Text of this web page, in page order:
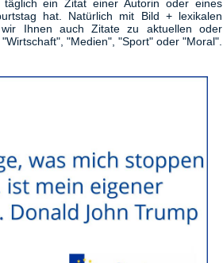
ein Zitat einer Autorin oder eines
hat. Natürlich mit Bild + lexikalen
Ihnen auch Zitate zu aktuellen oder
"Medien", "Sport" oder "Moral".